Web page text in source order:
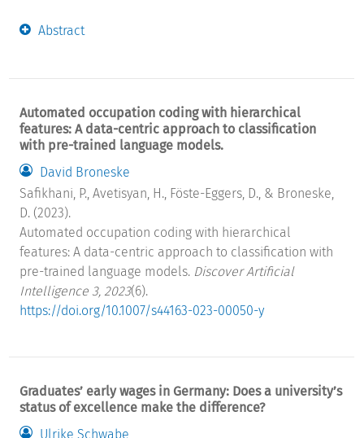
Abstract
Automated occupation coding with hierarchical
features: A data-centric approach to classification
with pre-trained language models.
David Broneske
Safikhani, P., Avetisyan, H., Föste-Eggers, D., & Broneske,
D. (2023).
Automated occupation coding with hierarchical
features: A data-centric approach to classification with
pre-trained language models. Discover Artificial
Intelligence 3, 2023(6).
https://doi.org/10.1007/s44163-023-00050-y
Graduates’ early wages in Germany: Does a university’s
status of excellence make the difference?
Ulrike Schwabe